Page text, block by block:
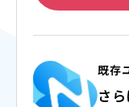
既存
さ